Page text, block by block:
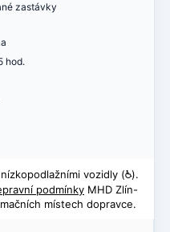
zastávky
hod.
vozidly (@).
podmínky MHD Zlín-
místech dopravce.